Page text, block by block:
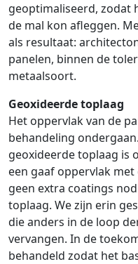
geoptimaliseerd, zodat
de mal kon afleggen.
als resultaat:
panelen, binnen de
metaalsoort.
Geoxideerde toplaag
Het oppervlak van de
behandeling
geoxideerde toplaag is
een gaaf oppervlak
geen extra coatings
toplaag. We zijn erin
die anders in de loop
vervangen. In de
behandeld zodat het